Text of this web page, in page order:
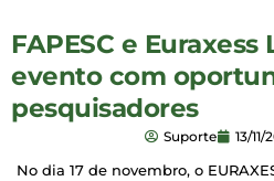
FAPESC e
evento com
pesquisadores
Suporte 13/11/
No dia 17 de novembro, o